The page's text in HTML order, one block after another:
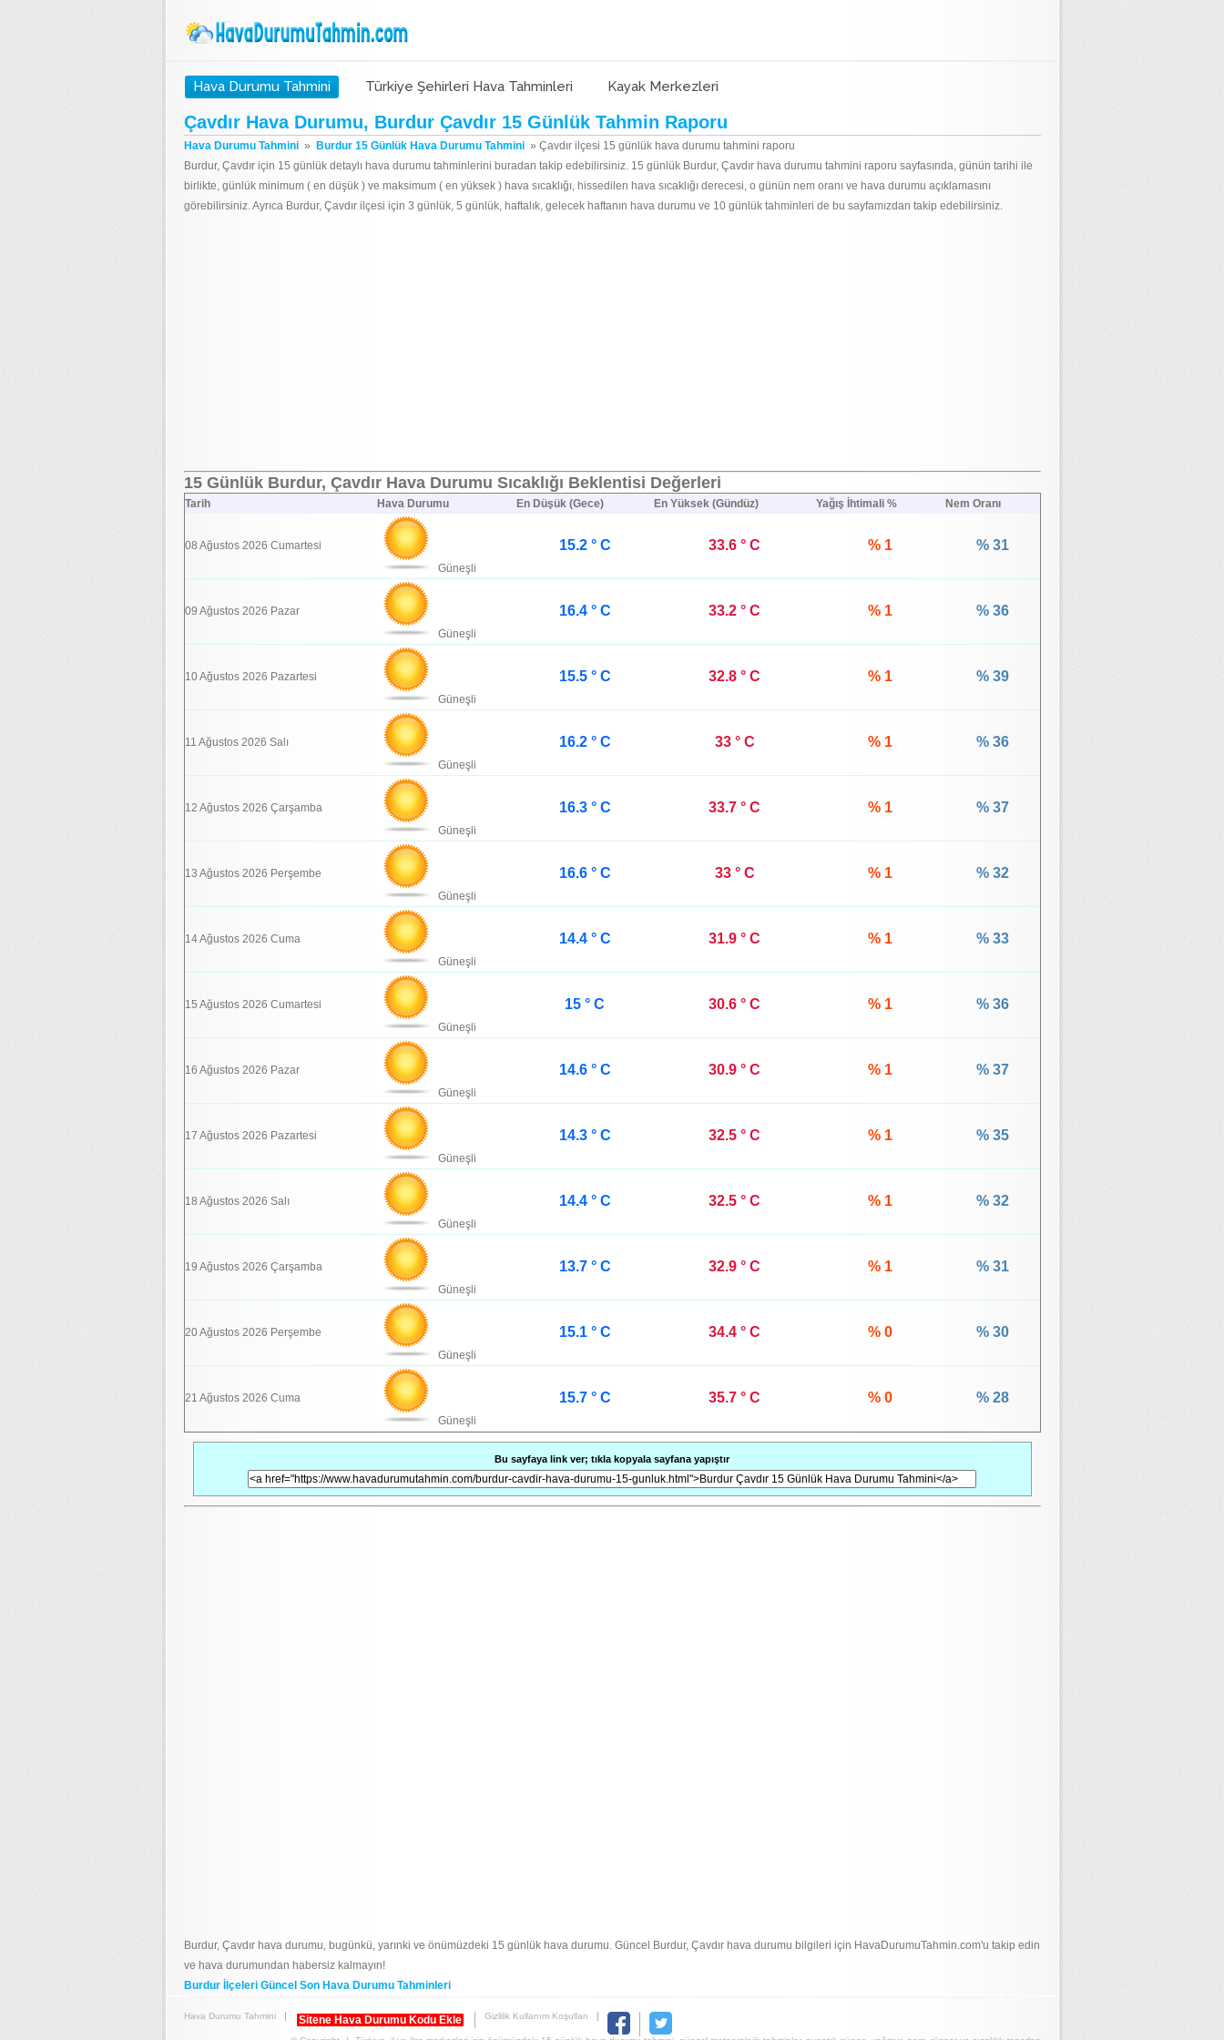
Hava Durumu Tahmini Türkiye Şehirleri Hava Tahminleri Kayak Merkezleri
Çavdır Hava Durumu, Burdur Çavdır 15 Günlük Tahmin Raporu
Hava Durumu Tahmini » Burdur 15 Günlük Hava Durumu Tahmini » Çavdır ilçesi 15 günlük hava durumu tahmini raporu
Burdur, Çavdır için 15 günlük detaylı hava durumu tahminlerini buradan takip edebilirsiniz. 15 günlük Burdur, Çavdır hava durumu tahmini raporu sayfasında, günün tarihi ile
birlikte, günlük minimum ( en düşük ) ve maksimum ( en yüksek ) hava sıcaklığı, hissedilen hava sıcaklığı derecesi, o günün nem oranı ve hava durumu açıklamasını
görebilirsiniz. Ayrıca Burdur, Çavdır ilçesi için 3 günlük, 5 günlük, haftalık, gelecek haftanın hava durumu ve 10 günlük tahminleri de bu sayfamızdan takip edebilirsiniz.
15 Günlük Burdur, Çavdır Hava Durumu Sıcaklığı Beklentisi Değerleri
Tarih Hava Durumu En Düşük (Gece) En Yüksek (Gündüz) Yağış İhtimali % Nem Oranı
08 Ağustos 2026 Cumartesi
Güneşli
15.2 ° C 33.6 ° C % 1 % 31
09 Ağustos 2026 Pazar
Güneşli
16.4 ° C 33.2 ° C % 1 % 36
10 Ağustos 2026 Pazartesi
Güneşli
15.5 ° C 32.8 ° C % 1 % 39
11 Ağustos 2026 Salı
Güneşli
16.2 ° C 33 ° C % 1 % 36
12 Ağustos 2026 Çarşamba
Güneşli
16.3 ° C 33.7 ° C % 1 % 37
13 Ağustos 2026 Perşembe
Güneşli
16.6 ° C 33 ° C % 1 % 32
14 Ağustos 2026 Cuma
Güneşli
14.4 ° C 31.9 ° C % 1 % 33
15 Ağustos 2026 Cumartesi
Güneşli
15 ° C 30.6 ° C % 1 % 36
16 Ağustos 2026 Pazar
Güneşli
14.6 ° C 30.9 ° C % 1 % 37
17 Ağustos 2026 Pazartesi
Güneşli
14.3 ° C 32.5 ° C % 1 % 35
18 Ağustos 2026 Salı
Güneşli
14.4 ° C 32.5 ° C % 1 % 32
19 Ağustos 2026 Çarşamba
Güneşli
13.7 ° C 32.9 ° C % 1 % 31
20 Ağustos 2026 Perşembe
Güneşli
15.1 ° C 34.4 ° C % 0 % 30
21 Ağustos 2026 Cuma
Güneşli
15.7 ° C 35.7 ° C % 0 % 28
Bu sayfaya link ver; tıkla kopyala sayfana yapıştır
Burdur, Çavdır hava durumu, bugünkü, yarınki ve önümüzdeki 15 günlük hava durumu. Güncel Burdur, Çavdır hava durumu bilgileri için HavaDurumuTahmin.com'u takip edin
ve hava durumundan habersiz kalmayın!
Burdur İlçeleri Güncel Son Hava Durumu Tahminleri
Hava Durumu Tahmini Sitene Hava Durumu Kodu Ekle Gizlilik Kullanım Koşulları